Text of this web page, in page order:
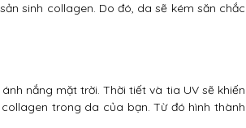
sinh collagen. Do đó, da sẽ kém săn chắc
nắng mặt trời. Thời tiết và tia UV sẽ khiến
trong da của bạn. Từ đó hình thành